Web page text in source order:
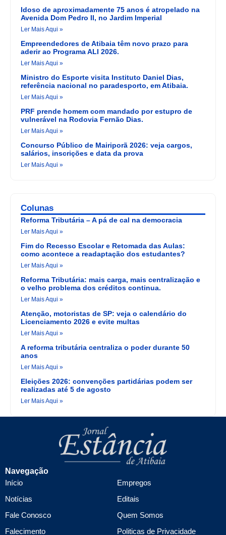
Idoso de aproximadamente 75 anos é atropelado na
Avenida Dom Pedro II, no Jardim Imperial
Ler Mais Aqui »
Empreendedores de Atibaia têm novo prazo para
aderir ao Programa ALI 2026.
Ler Mais Aqui »
Ministro do Esporte visita Instituto Daniel Dias,
referência nacional no paradesporto, em Atibaia.
Ler Mais Aqui »
PRF prende homem com mandado por estupro de
vulnerável na Rodovia Fernão Dias.
Ler Mais Aqui »
Concurso Público de Mairiporã 2026: veja cargos,
salários, inscrições e data da prova
Ler Mais Aqui »
Colunas
Reforma Tributária – A pá de cal na democracia
Ler Mais Aqui »
Fim do Recesso Escolar e Retomada das Aulas:
como acontece a readaptação dos estudantes?
Ler Mais Aqui »
Reforma Tributária: mais carga, mais centralização e
o velho problema dos créditos continua.
Ler Mais Aqui »
Atenção, motoristas de SP: veja o calendário do
Licenciamento 2026 e evite multas
Ler Mais Aqui »
A reforma tributária centraliza o poder durante 50
anos
Ler Mais Aqui »
Eleições 2026: convenções partidárias podem ser
realizadas até 5 de agosto
Ler Mais Aqui »
Navegação
Início
Notícias
Fale Conosco
Falecimento
Empregos
Editais
Quem Somos
Politicas de Privacidade